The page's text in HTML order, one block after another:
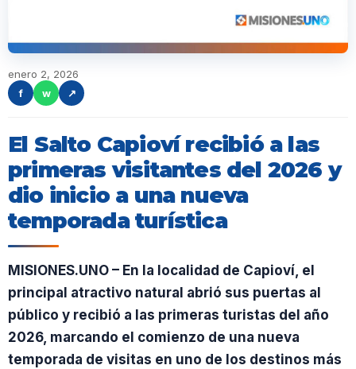
enero 2, 2026
f
w ↗
El Salto Capioví recibió a las
primeras visitantes del 2026 y
dio inicio a una nueva
temporada turística
MISIONES.UNO – En la localidad de Capioví, el
principal atractivo natural abrió sus puertas al
público y recibió a las primeras turistas del año
2026, marcando el comienzo de una nueva
temporada de visitas en uno de los destinos más